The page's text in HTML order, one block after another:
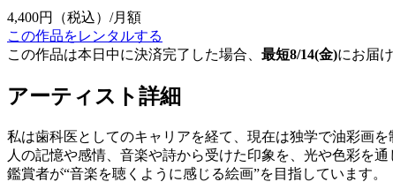
4,400円
（税込）/月額
この作品をレンタルする
この作品は本日中に決済完了した場合、 最短8/14(金)にお届
アーティスト詳細
私は歯科医としてのキャリアを経て、現在は独学で油彩画を
人の記憶や感情、音楽や詩から受けた印象を、光や色彩を
鑑賞者が“音楽を聴くように感じる絵画”を目指しています。